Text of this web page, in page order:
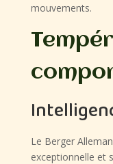
mouvements.
Le Berger
exceptionnelle et